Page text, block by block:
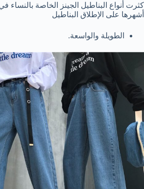
كثرت أنواع البناطيل الجينز الخاصة بالنساء
أشهرها على الإطلاق البناطيل
الطويلة والواسعة.